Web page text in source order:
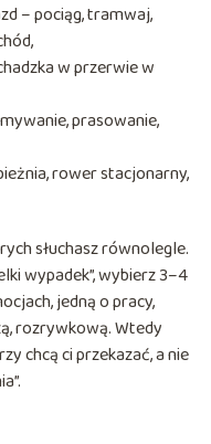
– pociąg, tramwaj,
w przerwie w
prasowanie,
rower stacjonarny,
słuchasz równolegle.
wypadek”, wybierz 3–4
jedną o pracy,
rozrywkową. Wtedy
chcą ci przekazać, a nie